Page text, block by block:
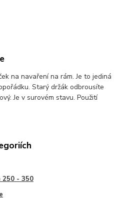
na navaření na rám. Je to jediná
Starý držák odbrousíte
Je v surovém stavu. Použití
250 - 350